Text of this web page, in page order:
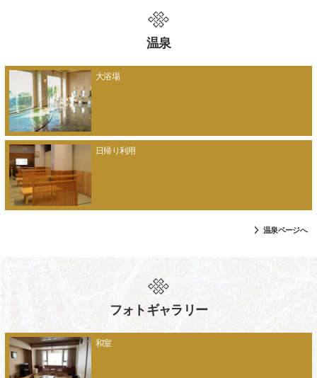
温泉
大浴場
日帰り利用
温泉ページへ
フォトギャラリー
和室